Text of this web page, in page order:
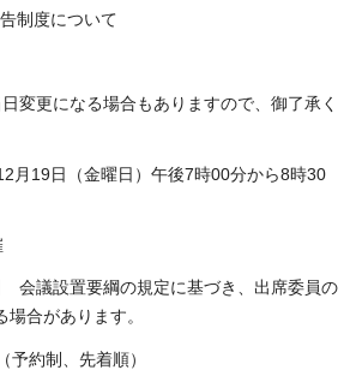
制度について
変更になる場合もありますので、御了承く
月19日（金曜日）午後7時00分から8時30
会議設置要綱の規定に基づき、出席委員の
合があります。
予約制、先着順）